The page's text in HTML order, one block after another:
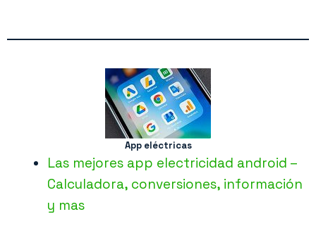
App eléctricas
Las mejores app electricidad android –
Calculadora, conversiones, información
y mas